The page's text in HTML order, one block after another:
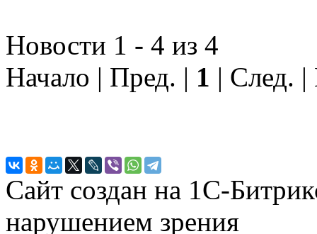
Новости 1 - 4 из 4
Начало | Пред. | 1 | След.
Сайт создан на 1С-
нарушением зрения